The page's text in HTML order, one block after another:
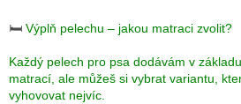
🛏️ Výplň pelechu – jakou matraci zvolit?
Každý pelech pro psa dodávám v
matrací, ale můžeš si vybrat variantu,
vyhovovat nejvíc.